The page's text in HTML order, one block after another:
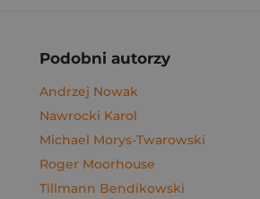
Podobni autorzy
Andrzej Nowak
Nawrocki Karol
Michael Morys-Twarowski
Roger Moorhouse
Tillmann Bendikowski